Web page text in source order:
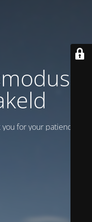
is
for your patience!